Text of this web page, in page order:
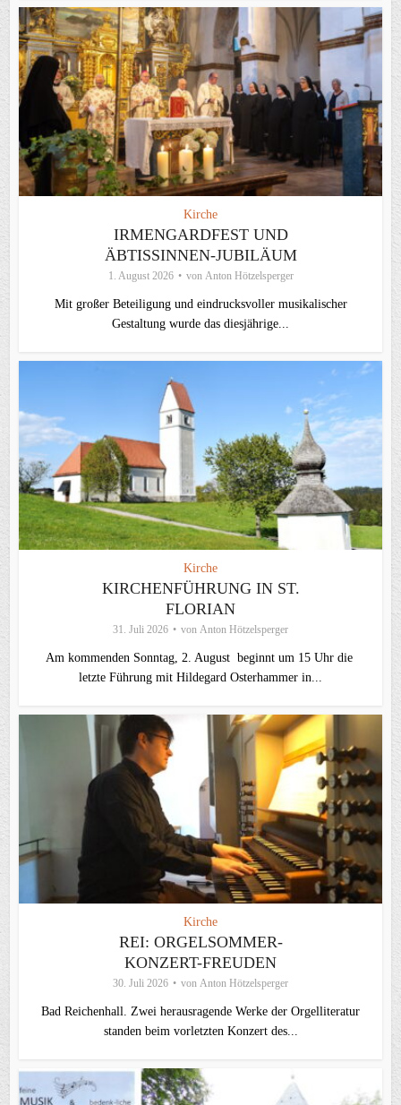
Kirche
IRMENGARDFEST UND
ÄBTISSINNEN-JUBILÄUM
1. August 2026 von Anton Hötzelsperger
Mit großer Beteiligung und eindrucksvoller musikalischer
Gestaltung wurde das diesjährige...
Kirche
KIRCHENFÜHRUNG IN ST.
FLORIAN
31. Juli 2026 von Anton Hötzelsperger
Am kommenden Sonntag, 2. August beginnt um 15 Uhr die
letzte Führung mit Hildegard Osterhammer in...
Kirche
REI: ORGELSOMMER-
KONZERT-FREUDEN
30. Juli 2026 von Anton Hötzelsperger
Bad Reichenhall. Zwei herausragende Werke der Orgelliteratur
standen beim vorletzten Konzert des...